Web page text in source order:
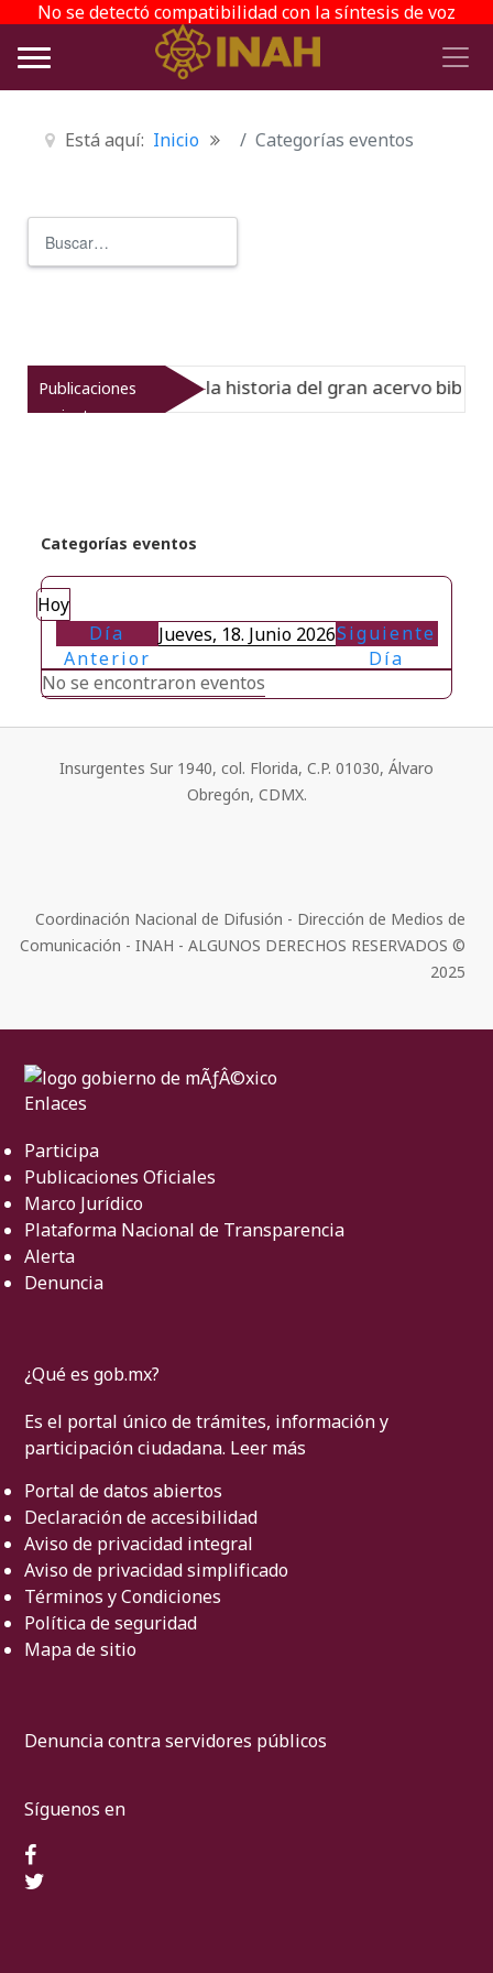
No se detectó compatibilidad con la síntesis de voz
Está aquí: Inicio Categorías eventos
Publicaciones
recientes
Virreinato muestra la historia del gran acervo
Categorías eventos
Hoy
Día
Anterior
Jueves, 18. Junio 2026Siguiente
Día
No se encontraron eventos
Insurgentes Sur 1940, col. Florida, C.P. 01030, Álvaro
Obregón, CDMX.
Coordinación Nacional de Difusión - Dirección de Medios de
Comunicación - INAH - ALGUNOS DERECHOS RESERVADOS ©
2025
Enlaces
Participa
Publicaciones Oficiales
Marco Jurídico
Plataforma Nacional de Transparencia
Alerta
Denuncia
¿Qué es gob.mx?
Es el portal único de trámites, información y
participación ciudadana. Leer más
Portal de datos abiertos
Declaración de accesibilidad
Aviso de privacidad integral
Aviso de privacidad simplificado
Términos y Condiciones
Política de seguridad
Mapa de sitio
Denuncia contra servidores públicos
Síguenos en